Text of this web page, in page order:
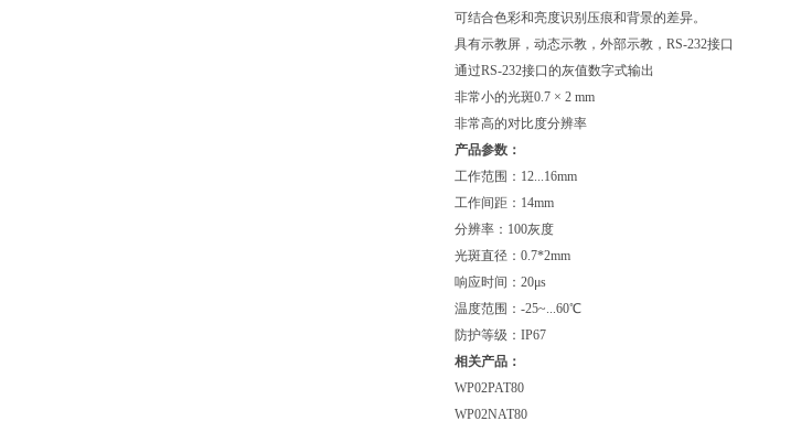
可结合色彩和亮度识别压痕和背景的差异。
具有示教屏，动态示教，外部示教，RS-232接口
通过RS-232接口的灰值数字式输出
非常小的光斑0.7 × 2 mm
非常高的对比度分辨率
产品参数：
工作范围：12...16mm
工作间距：14mm
分辨率：100灰度
光斑直径：0.7*2mm
响应时间：20μs
温度范围：-25~...60℃
防护等级：IP67
相关产品：
WP02PAT80
WP02NAT80